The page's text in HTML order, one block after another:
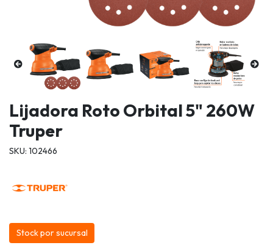
Lijadora Roto Orbital 5" 260W
Truper
SKU: 102466
Stock por sucursal